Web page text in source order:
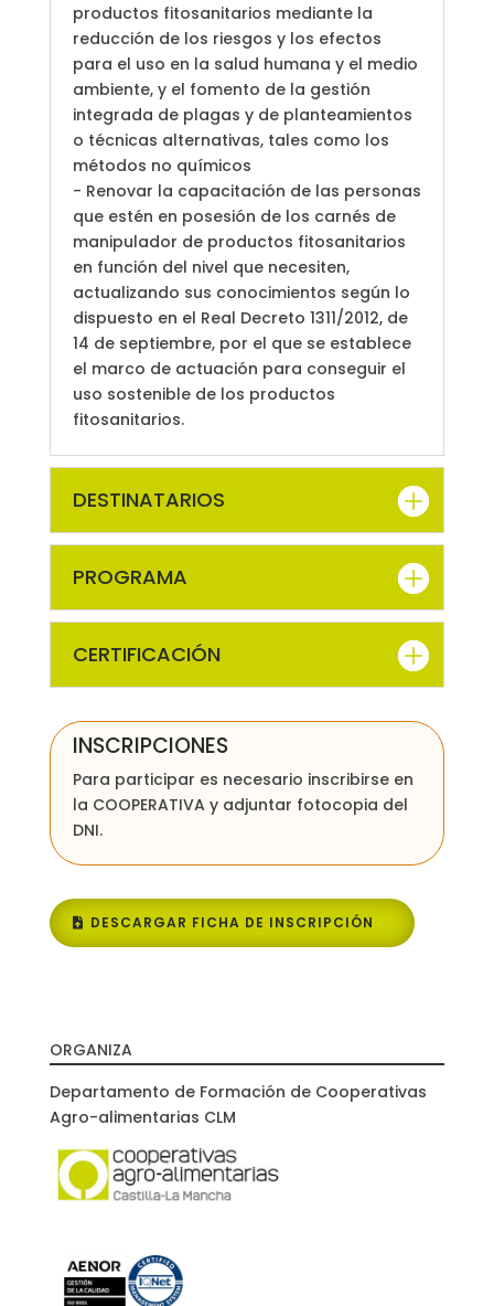
productos fitosanitarios mediante la
reducción de los riesgos y los efectos
para el uso en la salud humana y el medio
ambiente, y el fomento de la gestión
integrada de plagas y de planteamientos
o técnicas alternativas, tales como los
métodos no químicos
- Renovar la capacitación de las personas
que estén en posesión de los carnés de
manipulador de productos fitosanitarios
en función del nivel que necesiten,
actualizando sus conocimientos según lo
dispuesto en el Real Decreto 1311/2012, de
14 de septiembre, por el que se establece
el marco de actuación para conseguir el
uso sostenible de los productos
fitosanitarios.
DESTINATARIOS
PROGRAMA
CERTIFICACIÓN
INSCRIPCIONES
Para participar es necesario inscribirse en
la COOPERATIVA y adjuntar fotocopia del
DNI.
DESCARGAR FICHA DE INSCRIPCIÓN
ORGANIZA
Departamento de Formación de Cooperativas
Agro-alimentarias CLM